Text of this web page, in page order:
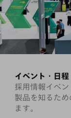
イベント・日程
採用情報イベ
製品を知るた
ます。